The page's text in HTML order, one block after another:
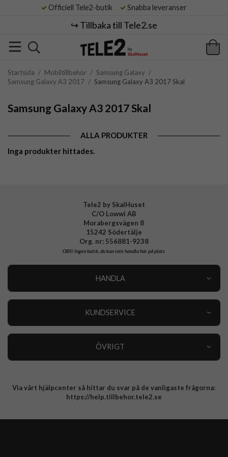
Officiell Tele2-butik Snabba leveranser
↪️ Tillbaka till Tele2.se
Startsida / Mobiltillbehör / Samsung Galaxy /
Samsung Galaxy A3 2017 / Samsung Galaxy A3 2017 Skal
Samsung Galaxy A3 2017 Skal
ALLA PRODUKTER
Inga produkter hittades.
Tele2 by SkalHuset
C/O Lowwi AB
Morabergsvägen 8
15242 Södertälje
Org. nr: 556881-9238
OBS!Ingen butik, du kan inte handla här på plats
HANDLA
KUNDSERVICE
ÖVRIGT
Integritetspolicy
Via vårt hjälpcenter så hittar du svar på de vanligaste frågorna:
https://help.tillbehor.tele2.se